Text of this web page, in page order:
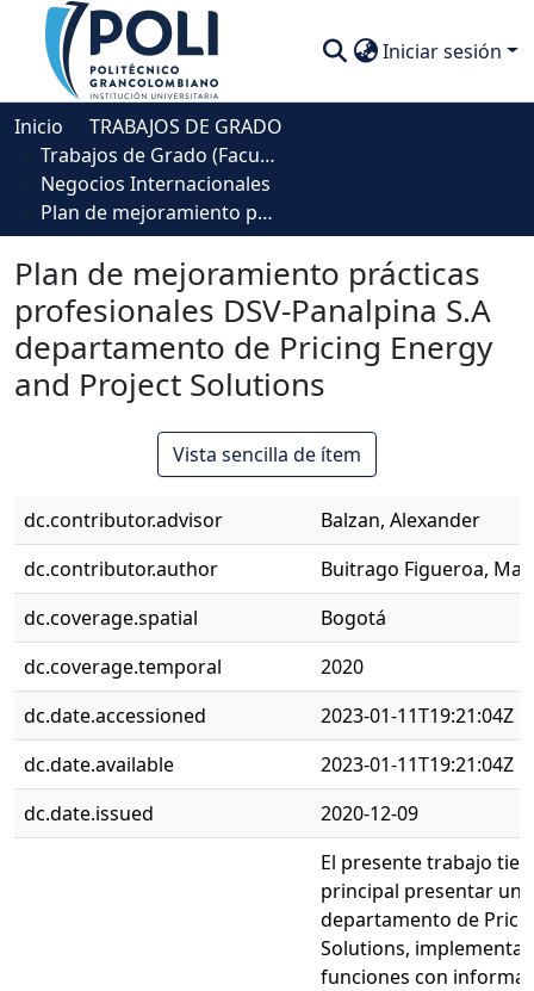
Iniciar sesión
Comunidades
Descubre
Estadísticas
Inicio
TRABAJOS DE GRADO
Trabajos de Grado (Facultad de Negocios, Gestión y Sostenibilidad)
Negocios Internacionales
Plan de mejoramiento prácticas profesionales DSV-Panalpina S.A departamento de Pricing Energy and Project Solutions
Plan de mejoramiento prácticas
profesionales DSV-Panalpina S.A
departamento de Pricing Energy
and Project Solutions
Vista sencilla de ítem
dc.contributor.advisor
Balzan, Alexander
dc.contributor.author
Buitrago Figueroa,
dc.coverage.spatial
Bogotá
dc.coverage.temporal
2020
dc.date.accessioned
2023-01-11T19:21:04Z
dc.date.available
2023-01-11T19:21:04Z
dc.date.issued
2020-12-09
El presente trabajo
principal presentar un
departamento de
Solutions,
funciones con